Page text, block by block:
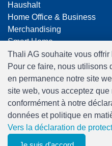
Haushalt
Home Office & Business
Merchandising
Smart Home
Spielwaren
Travel
Thali AG souhaite vous
Pour ce faire, nous utilisons
en permanence notre site
site web, vous acceptez
conformément à notre
données et politique en
Vers la déclaration de